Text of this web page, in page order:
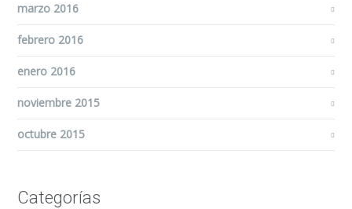
marzo 2016
febrero 2016
enero 2016
noviembre 2015
octubre 2015
Categorías